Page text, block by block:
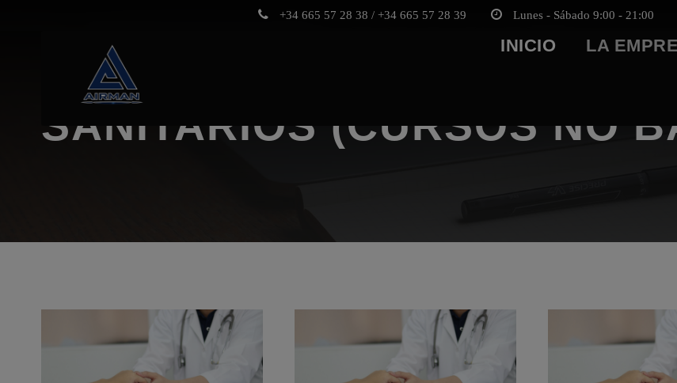
+34 665 57 28 38 / +34 665 57 28 39 Lunes - Sábado 9:00 - 21:00
INICIO LA
SANITARIOS (CURSOS NO